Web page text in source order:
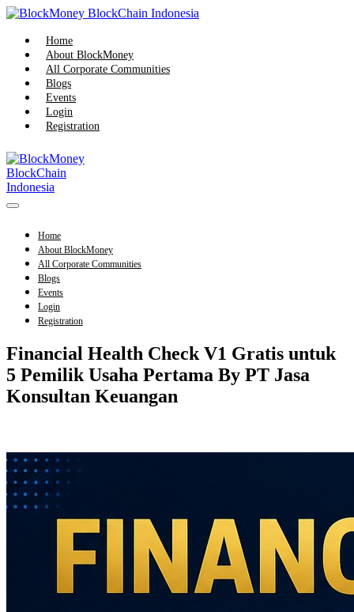
Skip
content
Home
About BlockMoney
All Corporate Communities
Blogs
Events
Login
Registration
Menu
Home
About BlockMoney
All Corporate Communities
Blogs
Events
Login
Registration
Financial Health Check V1 Gratis untuk
5 Pemilik Usaha Pertama By PT Jasa
Konsultan Keuangan